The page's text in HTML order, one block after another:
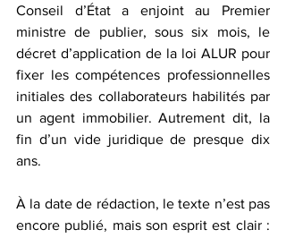
Conseil d’État a enjoint au Premier
ministre de publier, sous six mois, le
décret d’application de la loi ALUR pour
fixer les compétences professionnelles
initiales des collaborateurs habilités par
un agent immobilier. Autrement dit, la
fin d’un vide juridique de presque dix
ans.
À la date de rédaction, le texte n’est pas
encore publié, mais son esprit est clair :